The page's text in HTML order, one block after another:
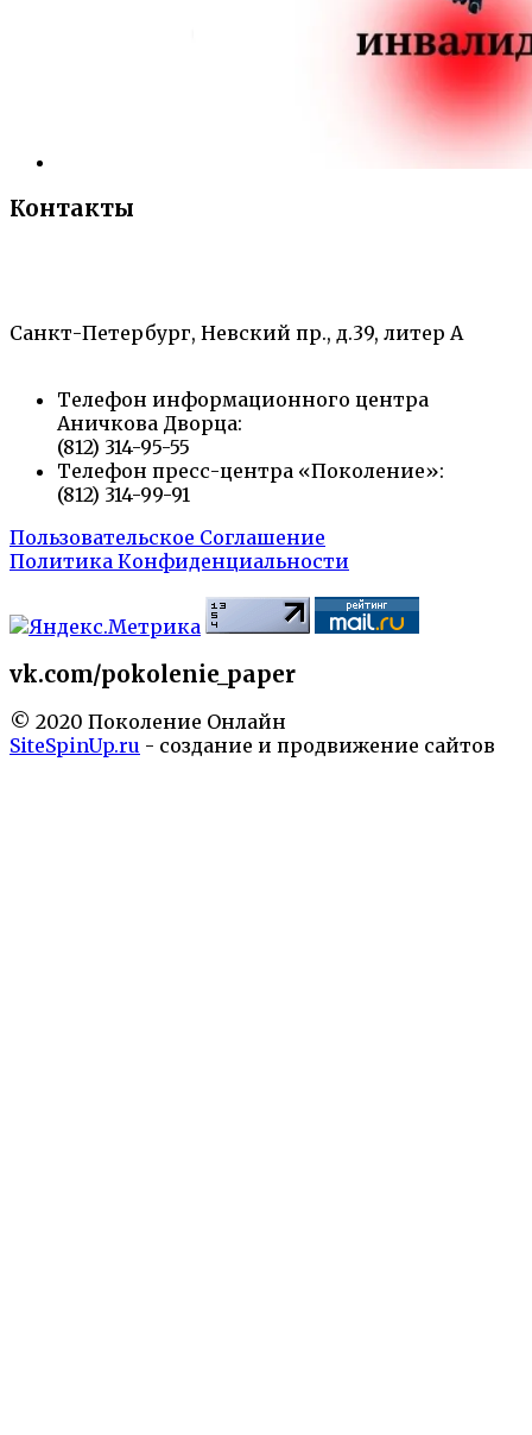
Контакты
Санкт-Петербург, Невский пр., д.39, литер А
Телефон информационного центра
Аничкова Дворца:
(812) 314-95-55
Телефон пресс-центра «Поколение»:
(812) 314-99-91
Пользовательское Соглашение
Политика Конфиденциальности
vk.com/pokolenie_paper
© 2020 Поколение Онлайн
SiteSpinUp.ru - создание и продвижение сайтов